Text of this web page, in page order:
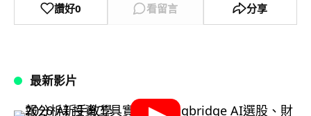
讚好0 看留言 分享
最新影片